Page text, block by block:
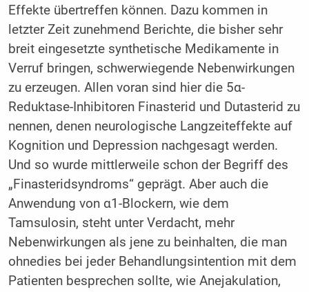
Effekte übertreffen können. Dazu kommen in
letzter Zeit zunehmend Berichte, die bisher sehr
breit eingesetzte synthetische Medikamente in
Verruf bringen, schwerwiegende Nebenwirkungen
zu erzeugen. Allen voran sind hier die 5α-
Reduktase-Inhibitoren Finasterid und Dutasterid zu
nennen, denen neurologische Langzeiteffekte auf
Kognition und Depression nachgesagt werden.
Und so wurde mittlerweile schon der Begriff des
„Finasteridsyndroms“ geprägt. Aber auch die
Anwendung von α1-Blockern, wie dem
Tamsulosin, steht unter Verdacht, mehr
Nebenwirkungen als jene zu beinhalten, die man
ohnedies bei jeder Behandlungsintention mit dem
Patienten besprechen sollte, wie Anejakulation,